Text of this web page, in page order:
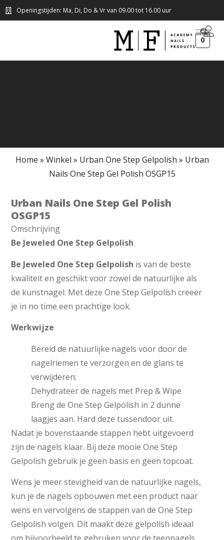
Openingstijden: Ma, Di, Do & Vr van 09.00 tot 16.00 uur
0
Home » Winkel » Urban One Step Gelpolish » Urban
Nails One Step Gel Polish OSGP15
Urban Nails One Step Gel Polish
OSGP15
Omschrijving
Be Jeweled One Step Gelpolish
Be Jeweled One Step Gelpolish is van de beste
kwaliteit en geschikt voor zowel de natuurlijke als
de kunstnagel. Met deze One Step Gelpolish creeër
je in no time een prachtige look.
Werkwijze
Bereid de natuurlijke nagels voor door de
nagelriemen te verzorgen en de glans te
verwijderen;
Dehydrateer de nagels met Prep & Wipe
Breng de One Step Gelpolish in 2 dunne
laagjes aan. Hard deze tussendoor uit.
Nadat je bovenstaande stappen hebt uitgevoerd
zijn de nagels klaar. Bij deze mooie One Step
Gelpolish gebruik je geen basis en geen topcoat.
Wens je meer stevigheid van de natuurlijke nagels,
kun je de nagels opbouwen met een product naar
wens en vervolgens de stappen van de One Step
Gelpolish volgen. Dit maakt deze gelpolish ideaal